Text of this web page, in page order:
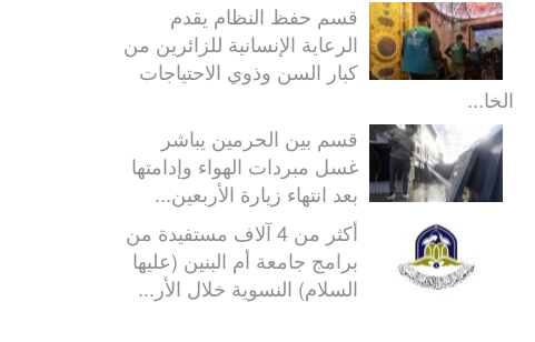
قسم حفظ النظام يقدم
الرعاية الإنسانية للزائرين من
كبار السن وذوي الاحتياجات
الخا...
قسم بين الحرمين يباشر
غسل مبردات الهواء وإدامتها
بعد انتهاء زيارة الأربعين...
أكثر من 4 آلاف مستفيدة من
برامج جامعة أم البنين (عليها
السلام) النسوية خلال الأر...